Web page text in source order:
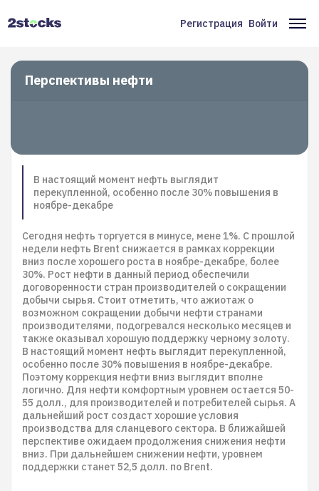
Меню
учётной
Регистрация Войти
Перспективы нефти
В настоящий момент нефть выглядит
перекупленной, особенно после 30% повышения в
ноябре-декабре
Сегодня нефть торгуется в минусе, мене 1%. С прошлой
недели нефть Brent снижается в рамках коррекции
вниз после хорошего роста в ноябре-декабре, более
30%. Рост нефти в данный период обеспечили
договоренности стран производителей о сокращении
добычи сырья. Стоит отметить, что ажиотаж о
возможном сокращении добычи нефти странами
производителями, подогревался несколько месяцев и
также оказывал хорошую поддержку черному золоту.
В настоящий момент нефть выглядит перекупленной,
особенно после 30% повышения в ноябре-декабре.
Поэтому коррекция нефти вниз выглядит вполне
логично. Для нефти комфортным уровнем остается 50-
55 долл., для производителей и потребителей сырья. А
дальнейший рост создаст хорошие условия
производства для сланцевого сектора. В ближайшей
перспективе ожидаем продолжения снижения нефти
вниз. При дальнейшем снижении нефти, уровнем
поддержки станет 52,5 долл. по Brent.